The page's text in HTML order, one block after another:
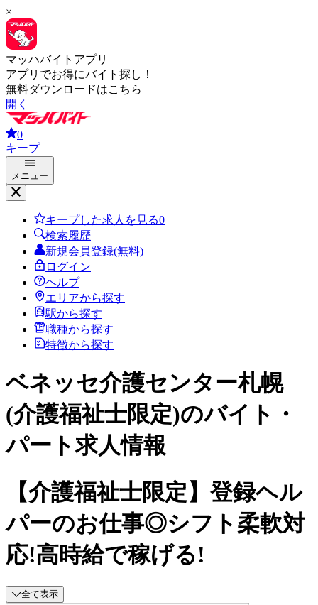
×
マッハバイトアプリ
アプリでお得にバイト探し！
無料ダウンロードはこちら
開く
0
キープ
メニュー
キープした求人を見る0
検索履歴
新規会員登録(無料)
ログイン
ヘルプ
エリアから探す
駅から探す
職種から探す
特徴から探す
ベネッセ介護センター札幌
(介護福祉士限定)のバイト・
パート求人情報
【介護福祉士限定】登録ヘル
パーのお仕事◎シフト柔軟対
応!高時給で稼げる!
全て表示